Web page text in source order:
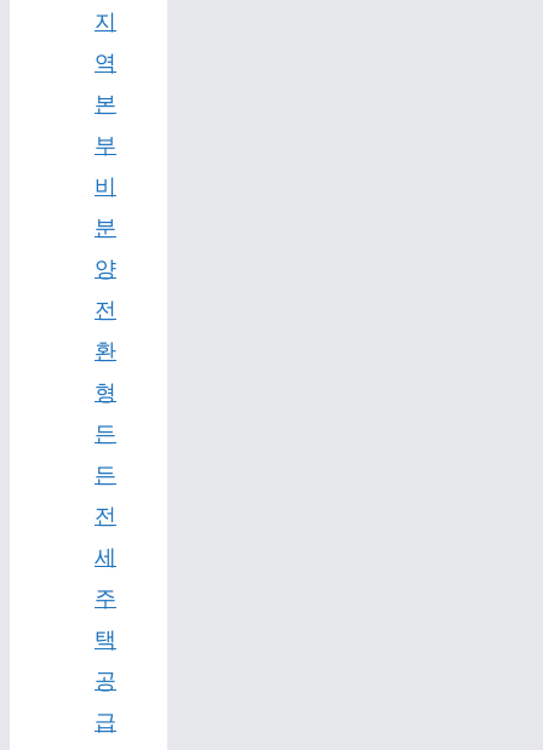
지
역
본
부
비
분
양
전
환
형
든
든
전
세
주
택
공
급